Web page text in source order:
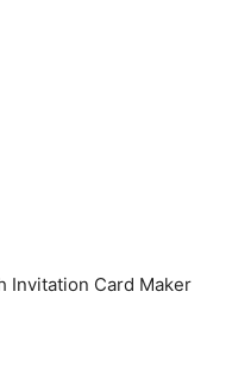
Invitation Card Maker